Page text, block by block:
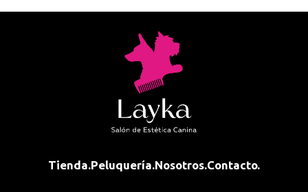
Tienda.Peluquería.Nosotros.Contacto.